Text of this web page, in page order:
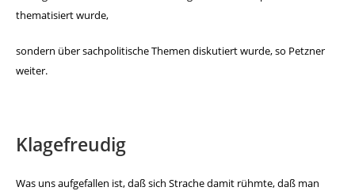
thematisiert wurde,
sondern über sachpolitische Themen diskutiert wurde, so Petzner
weiter.
Klagefreudig
Was uns aufgefallen ist, daß sich Strache damit rühmte, daß man